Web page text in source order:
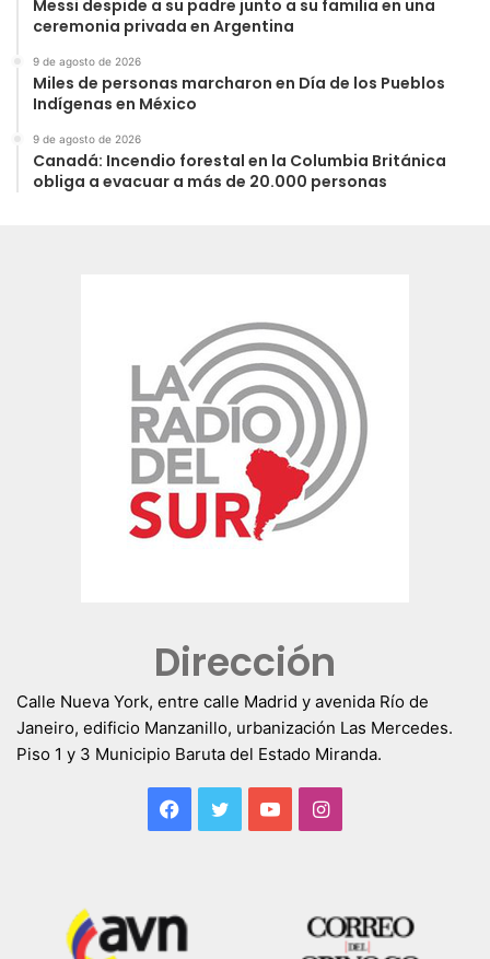
Messi despide a su padre junto a su familia en una
ceremonia privada en Argentina
9 de agosto de 2026
Miles de personas marcharon en Día de los Pueblos
Indígenas en México
9 de agosto de 2026
Canadá: Incendio forestal en la Columbia Británica
obliga a evacuar a más de 20.000 personas
Dirección
Calle Nueva York, entre calle Madrid y avenida Río de
Janeiro, edificio Manzanillo, urbanización Las Mercedes.
Piso 1 y 3 Municipio Baruta del Estado Miranda.
Facebook
TwitterYouTubeInstagram